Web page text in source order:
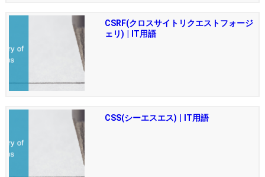
CSRF(クロスサイトリクエストフォージ
ェリ) | IT用語
CSS(シーエスエス) | IT用語